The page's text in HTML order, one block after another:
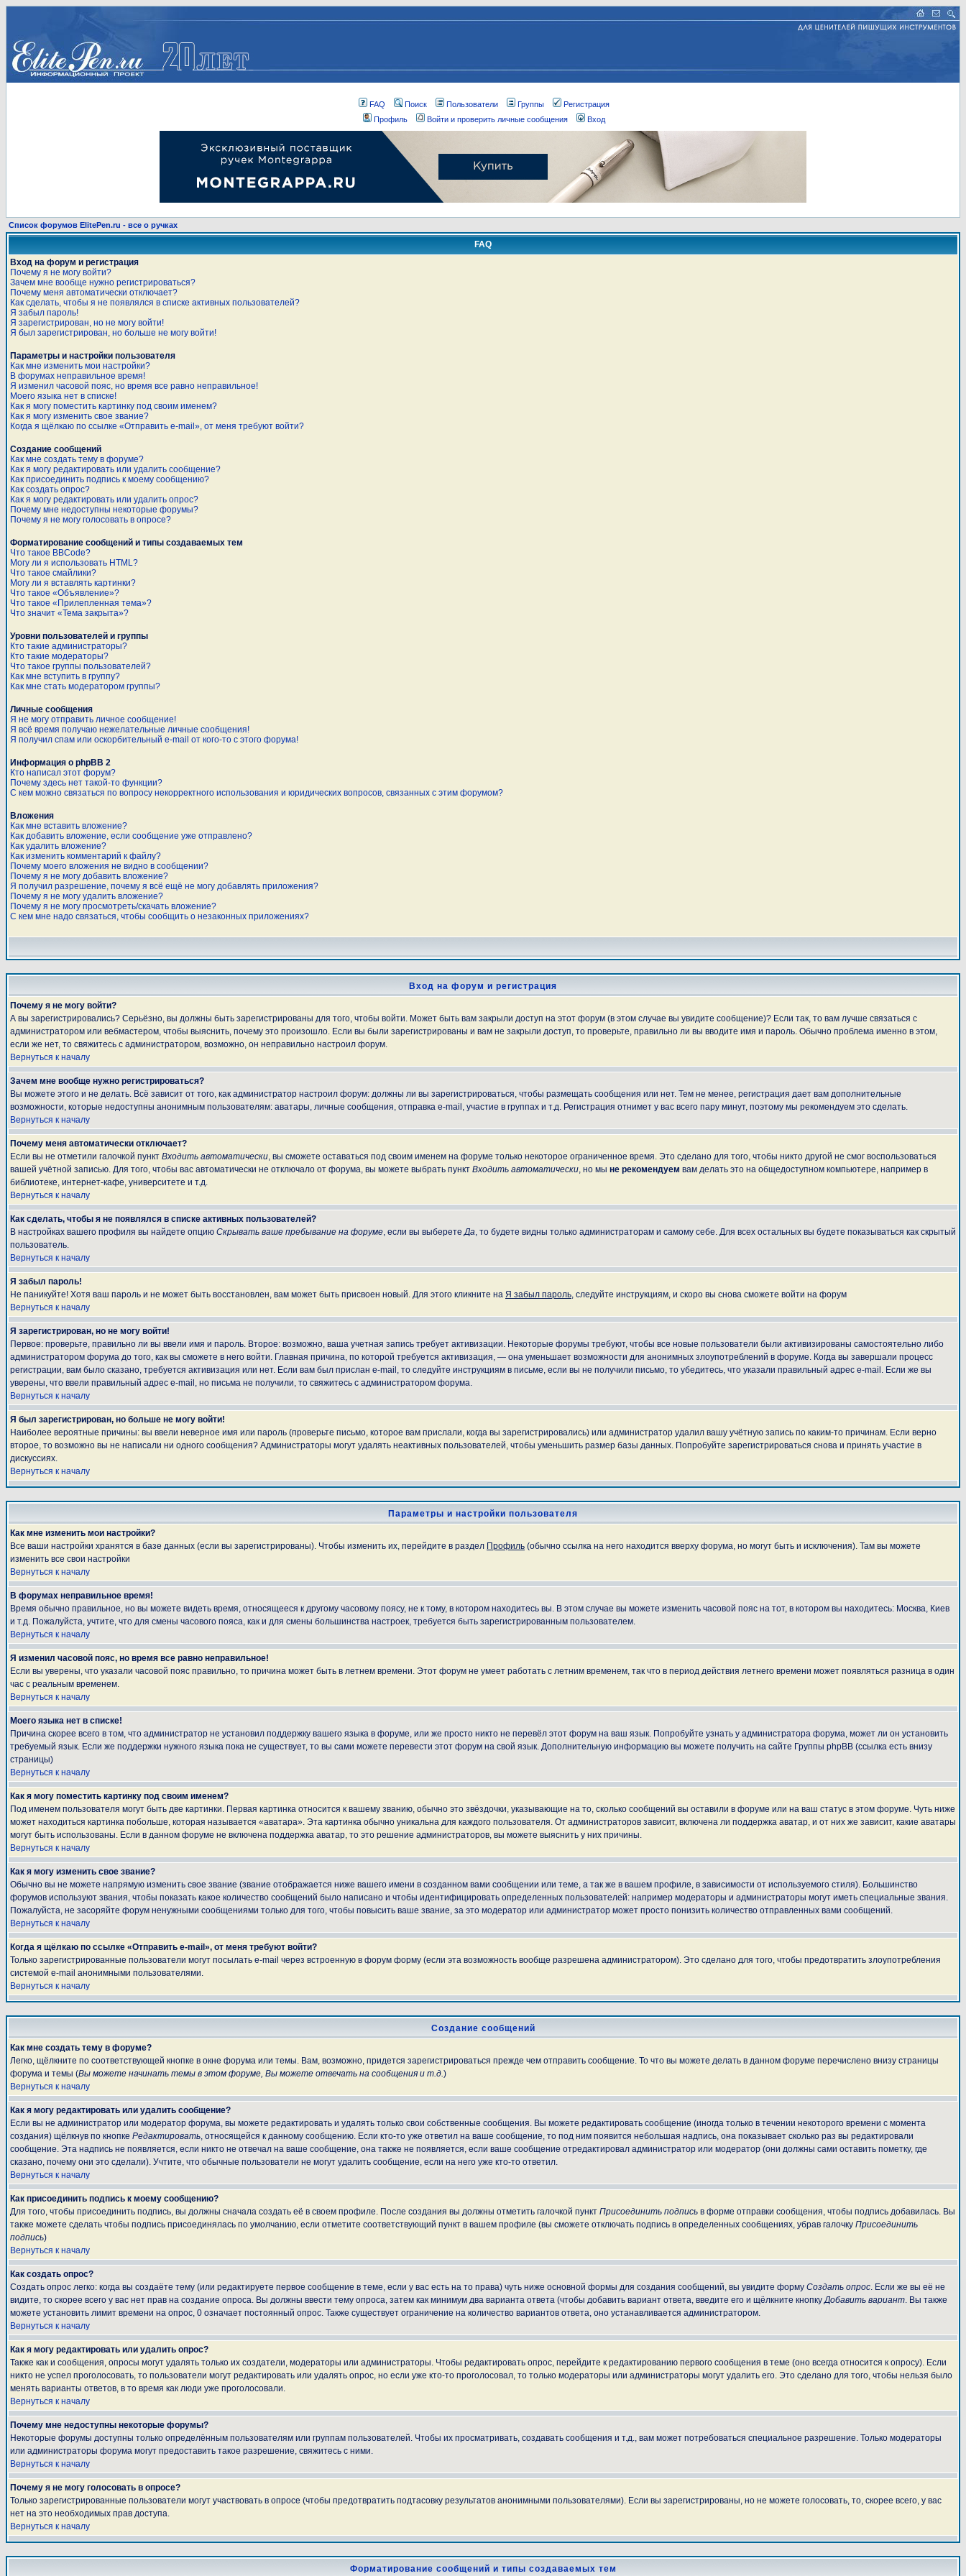
FAQ Поиск Пользователи Группы
Регистрация
Профиль
Войти и проверить личные сообщения Вход
Список форумов ElitePen.ru - все о ручках
FAQ
Вход на форум и регистрация
Почему я не могу войти?
Зачем мне вообще нужно регистрироваться?
Почему меня автоматически отключает?
Как сделать, чтобы я не появлялся в списке активных пользователей?
Я забыл пароль!
Я зарегистрирован, но не могу войти!
Я был зарегистрирован, но больше не могу войти!
Параметры и настройки пользователя
Как мне изменить мои настройки?
В форумах неправильное время!
Я изменил часовой пояс, но время все равно неправильное!
Моего языка нет в списке!
Как я могу поместить картинку под своим именем?
Как я могу изменить свое звание?
Когда я щёлкаю по ссылке «Отправить e-mail», от меня требуют войти?
Создание сообщений
Как мне создать тему в форуме?
Как я могу редактировать или удалить сообщение?
Как присоединить подпись к моему сообщению?
Как создать опрос?
Как я могу редактировать или удалить опрос?
Почему мне недоступны некоторые форумы?
Почему я не могу голосовать в опросе?
Форматирование сообщений и типы создаваемых тем
Что такое BBCode?
Могу ли я использовать HTML?
Что такое смайлики?
Могу ли я вставлять картинки?
Что такое «Объявление»?
Что такое «Прилепленная тема»?
Что значит «Тема закрыта»?
Уровни пользователей и группы
Кто такие администраторы?
Кто такие модераторы?
Что такое группы пользователей?
Как мне вступить в группу?
Как мне стать модератором группы?
Личные сообщения
Я не могу отправить личное сообщение!
Я всё время получаю нежелательные личные сообщения!
Я получил спам или оскорбительный e-mail от кого-то с этого форума!
Информация о phpBB 2
Кто написал этот форум?
Почему здесь нет такой-то функции?
С кем можно связаться по вопросу некорректного использования и юридических вопросов, связанных с этим форумом?
Вложения
Как мне вставить вложение?
Как добавить вложение, если сообщение уже отправлено?
Как удалить вложение?
Как изменить комментарий к файлу?
Почему моего вложения не видно в сообщении?
Почему я не могу добавить вложение?
Я получил разрешение, почему я всё ещё не могу добавлять приложения?
Почему я не могу удалить вложение?
Почему я не могу просмотреть/скачать вложение?
С кем мне надо связаться, чтобы сообщить о незаконных приложениях?
Вход на форум и регистрация
Почему я не могу войти?
А вы зарегистрировались? Серьёзно, вы должны быть зарегистрированы для того, чтобы войти. Может быть вам закрыли доступ на этот форум (в этом случае вы увидите сообщение)? Если так, то вам лучше связаться с
администратором или вебмастером, чтобы выяснить, почему это произошло. Если вы были зарегистрированы и вам не закрыли доступ, то проверьте, правильно ли вы вводите имя и пароль. Обычно проблема именно в этом,
если же нет, то свяжитесь с администратором, возможно, он неправильно настроил форум.
Вернуться к началу
Зачем мне вообще нужно регистрироваться?
Вы можете этого и не делать. Всё зависит от того, как администратор настроил форум: должны ли вы зарегистрироваться, чтобы размещать сообщения или нет. Тем не менее, регистрация дает вам дополнительные
возможности, которые недоступны анонимным пользователям: аватары, личные сообщения, отправка e-mail, участие в группах и т.д. Регистрация отнимет у вас всего пару минут, поэтому мы рекомендуем это сделать.
Вернуться к началу
Почему меня автоматически отключает?
Если вы не отметили галочкой пункт Входить автоматически, вы сможете оставаться под своим именем на форуме только некоторое ограниченное время. Это сделано для того, чтобы никто другой не смог воспользоваться
вашей учётной записью. Для того, чтобы вас автоматически не отключало от форума, вы можете выбрать пункт Входить автоматически, но мы не рекомендуем вам делать это на общедоступном компьютере, например в
библиотеке, интернет-кафе, университете и т.д.
Вернуться к началу
Как сделать, чтобы я не появлялся в списке активных пользователей?
В настройках вашего профиля вы найдете опцию Скрывать ваше пребывание на форуме, если вы выберетеДа, то будете видны только администраторам и самому себе. Для всех остальных вы будете показываться как скрытый
пользователь.
Вернуться к началу
Я забыл пароль!
Не паникуйте! Хотя ваш пароль и не может быть восстановлен, вам может быть присвоен новый. Для этого кликните на Я забыл пароль, следуйте инструкциям, и скоро вы снова сможете войти на форум
Вернуться к началу
Я зарегистрирован, но не могу войти!
Первое: проверьте, правильно ли вы ввели имя и пароль. Второе: возможно, ваша учетная запись требует активизации. Некоторые форумы требуют, чтобы все новые пользователи были активизированы самостоятельно либо
администратором форума до того, как вы сможете в него войти. Главная причина, по которой требуется активизация, — она уменьшает возможности для анонимных злоупотреблений в форуме. Когда вы завершали процесс
регистрации, вам было сказано, требуется активизация или нет. Если вам был прислан e-mail, то следуйте инструкциям в письме, если вы не получили письмо, то убедитесь, что указали правильный адрес e-mail. Если же вы
уверены, что ввели правильный адрес e-mail, но письма не получили, то свяжитесь с администратором форума.
Вернуться к началу
Я был зарегистрирован, но больше не могу войти!
Наиболее вероятные причины: вы ввели неверное имя или пароль (проверьте письмо, которое вам прислали, когда вы зарегистрировались) или администратор удалил вашу учётную запись по каким-то причинам. Если верно
второе, то возможно вы не написали ни одного сообщения? Администраторы могут удалять неактивных пользователей, чтобы уменьшить размер базы данных. Попробуйте зарегистрироваться снова и принять участие в
дискуссиях.
Вернуться к началу
Параметры и настройки пользователя
Как мне изменить мои настройки?
Все ваши настройки хранятся в базе данных (если вы зарегистрированы). Чтобы изменить их, перейдите в раздел Профиль (обычно ссылка на него находится вверху форума, но могут быть и исключения). Там вы можете
изменить все свои настройки
Вернуться к началу
В форумах неправильное время!
Время обычно правильное, но вы можете видеть время, относящееся к другому часовому поясу, не к тому, в котором находитесь вы. В этом случае вы можете изменить часовой пояс на тот, в котором вы находитесь: Москва, Киев
и т.д. Пожалуйста, учтите, что для смены часового пояса, как и для смены большинства настроек, требуется быть зарегистрированным пользователем.
Вернуться к началу
Я изменил часовой пояс, но время все равно неправильное!
Если вы уверены, что указали часовой пояс правильно, то причина может быть в летнем времени. Этот форум не умеет работать с летним временем, так что в период действия летнего времени может появляться разница в один
час с реальным временем.
Вернуться к началу
Моего языка нет в списке!
Причина скорее всего в том, что администратор не установил поддержку вашего языка в форуме, или же просто никто не перевёл этот форум на ваш язык. Попробуйте узнать у администратора форума, может ли он установить
требуемый язык. Если же поддержки нужного языка пока не существует, то вы сами можете перевести этот форум на свой язык. Дополнительную информацию вы можете получить на сайте Группы phpBB (ссылка есть внизу
страницы)
Вернуться к началу
Как я могу поместить картинку под своим именем?
Под именем пользователя могут быть две картинки. Первая картинка относится к вашему званию, обычно это звёздочки, указывающие на то, сколько сообщений вы оставили в форуме или на ваш статус в этом форуме. Чуть ниже
может находиться картинка побольше, которая называется «аватара». Эта картинка обычно уникальна для каждого пользователя. От администраторов зависит, включена ли поддержка аватар, и от них же зависит, какие аватары
могут быть использованы. Если в данном форуме не включена поддержка аватар, то это решение администраторов, вы можете выяснить у них причины.
Вернуться к началу
Как я могу изменить свое звание?
Обычно вы не можете напрямую изменить свое звание (звание отображается ниже вашего имени в созданном вами сообщении или теме, а так же в вашем профиле, в зависимости от используемого стиля). Большинство
форумов используют звания, чтобы показать какое количество сообщений было написано и чтобы идентифицировать определенных пользователей: например модераторы и администраторы могут иметь специальные звания.
Пожалуйста, не засоряйте форум ненужными сообщениями только для того, чтобы повысить ваше звание, за это модератор или администратор может просто понизить количество отправленных вами сообщений.
Вернуться к началу
Когда я щёлкаю по ссылке «Отправить e-mail», от меня требуют войти?
Только зарегистрированные пользователи могут посылать e-mail через встроенную в форум форму (если эта возможность вообще разрешена администратором). Это сделано для того, чтобы предотвратить злоупотребления
системой e-mail анонимными пользователями.
Вернуться к началу
Создание сообщений
Как мне создать тему в форуме?
Легко, щёлкните по соответствующей кнопке в окне форума или темы. Вам, возможно, придется зарегистрироваться прежде чем отправить сообщение. То что вы можете делать в данном форуме перечислено внизу страницы
форума и темы (Вы можете начинать темы в этом форуме, Вы можете отвечать на сообщения и т.д.)
Вернуться к началу
Как я могу редактировать или удалить сообщение?
Если вы не администратор или модератор форума, вы можете редактировать и удалять только свои собственные сообщения. Вы можете редактировать сообщение (иногда только в течении некоторого времени с момента
создания) щёлкнув по кнопке Редактировать, относящейся к данному сообщению. Если кто-то уже ответил на ваше сообщение, то под ним появится небольшая надпись, она показывает сколько раз вы редактировали
сообщение. Эта надпись не появляется, если никто не отвечал на ваше сообщение, она также не появляется, если ваше сообщение отредактировал администратор или модератор (они должны сами оставить пометку, где
сказано, почему они это сделали). Учтите, что обычные пользователи не могут удалить сообщение, если на него уже кто-то ответил.
Вернуться к началу
Как присоединить подпись к моему сообщению?
Для того, чтобы присоединить подпись, вы должны сначала создать её в своем профиле. После создания вы должны отметить галочкой пункт Присоединить подпись в форме отправки сообщения, чтобы подпись добавилась. Вы
также можете сделать чтобы подпись присоединялась по умолчанию, если отметите соответствующий пункт в вашем профиле (вы сможете отключать подпись в определенных сообщениях, убрав галочку Присоединить
подпись)
Вернуться к началу
Как создать опрос?
Создать опрос легко: когда вы создаёте тему (или редактируете первое сообщение в теме, если у вас есть на то права) чуть ниже основной формы для создания сообщений, вы увидите форму Создать опрос. Если же вы её не
видите, то скорее всего у вас нет прав на создание опроса. Вы должны ввести тему опроса, затем как минимум два варианта ответа (чтобы добавить вариант ответа, введите его и щёлкните кнопкуДобавить вариант. Вы также
можете установить лимит времени на опрос, 0 означает постоянный опрос. Также существует ограничение на количество вариантов ответа, оно устанавливается администратором.
Вернуться к началу
Как я могу редактировать или удалить опрос?
Также как и сообщения, опросы могут удалять только их создатели, модераторы или администраторы. Чтобы редактировать опрос, перейдите к редактированию первого сообщения в теме (оно всегда относится к опросу). Если
никто не успел проголосовать, то пользователи могут редактировать или удалять опрос, но если уже кто-то проголосовал, то только модераторы или администраторы могут удалить его. Это сделано для того, чтобы нельзя было
менять варианты ответов, в то время как люди уже проголосовали.
Вернуться к началу
Почему мне недоступны некоторые форумы?
Некоторые форумы доступны только определённым пользователям или группам пользователей. Чтобы их просматривать, создавать сообщения и т.д., вам может потребоваться специальное разрешение. Только модераторы
или администраторы форума могут предоставить такое разрешение, свяжитесь с ними.
Вернуться к началу
Почему я не могу голосовать в опросе?
Только зарегистрированные пользователи могут участвовать в опросе (чтобы предотвратить подтасовку результатов анонимными пользователями). Если вы зарегистрированы, но не можете голосовать, то, скорее всего, у вас
нет на это необходимых прав доступа.
Вернуться к началу
Форматирование сообщений и типы создаваемых тем